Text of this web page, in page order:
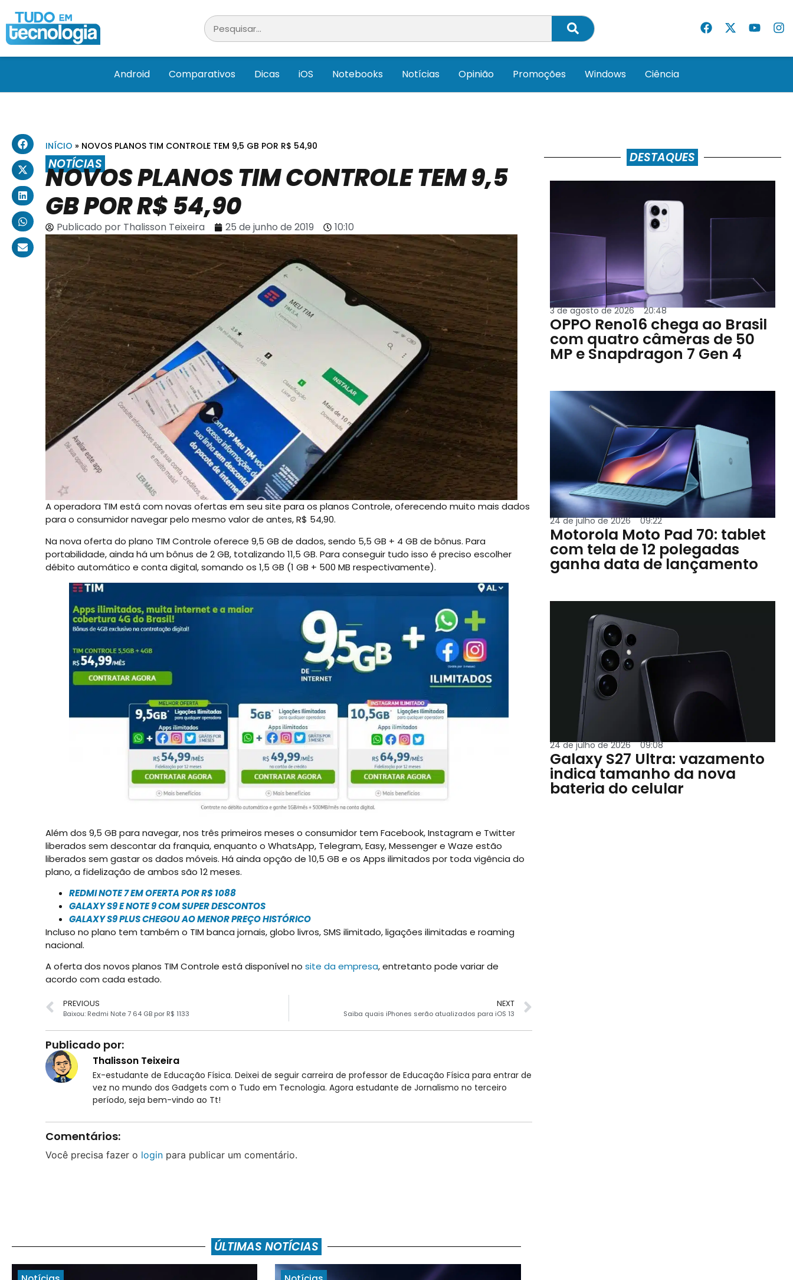
Android Comparativos Dicas iOS Notebooks Notícias Opinião Promoções Windows Ciência
INÍCIO » NOVOS PLANOS TIM CONTROLE TEM 9,5 GB POR R$ 54,90
NOTÍCIAS
NOVOS PLANOS TIM CONTROLE TEM 9,5
GB POR R$ 54,90
Publicado porThalisson Teixeira 25 de junho de 2019 10:10
A operadora TIM está com novas ofertas em seu site para os planos Controle, oferecendo muito mais dados
para o consumidor navegar pelo mesmo valor de antes, R$ 54,90.
Na nova oferta do plano TIM Controle oferece 9,5 GB de dados, sendo 5,5 GB + 4 GB de bônus. Para
portabilidade, ainda há um bônus de 2 GB, totalizando 11,5 GB. Para conseguir tudo isso é preciso escolher
débito automático e conta digital, somando os 1,5 GB (1 GB + 500 MB respectivamente).
Além dos 9,5 GB para navegar, nos três primeiros meses o consumidor tem Facebook, Instagram e Twitter
liberados sem descontar da franquia, enquanto o WhatsApp, Telegram, Easy, Messenger e Waze estão
liberados sem gastar os dados móveis. Há ainda opção de 10,5 GB e os Apps ilimitados por toda vigência do
plano, a fidelização de ambos são 12 meses.
REDMI NOTE 7 EM OFERTA POR R$ 1088
GALAXY S9 E NOTE 9 COM SUPER DESCONTOS
GALAXY S9 PLUS CHEGOU AO MENOR PREÇO HISTÓRICO
Incluso no plano tem também o TIM banca jornais, globo livros, SMS ilimitado, ligações ilimitadas e roaming
nacional.
A oferta dos novos planos TIM Controle está disponível no site da empresa, entretanto pode variar de
acordo com cada estado.
PREVIOUS
Baixou: Redmi Note 7 64 GB por R$ 1133
NEXT
Saiba quais iPhones serão atualizados para iOS 13
Publicado por:
Thalisson Teixeira
Ex-estudante de Educação Física. Deixei de seguir carreira de professor de Educação Física para entrar de
vez no mundo dos Gadgets com o Tudo em Tecnologia. Agora estudante de Jornalismo no terceiro
período, seja bem-vindo ao Tt!
Comentários:
Você precisa fazer o loginpara publicar um comentário.
DESTAQUES
3 de agosto de 2026 20:48
OPPO Reno16 chega ao Brasil
com quatro câmeras de 50
MP e Snapdragon 7 Gen 4
24 de julho de 2026 09:22
Motorola Moto Pad 70: tablet
com tela de 12 polegadas
ganha data de lançamento
24 de julho de 2026 09:08
Galaxy S27 Ultra: vazamento
indica tamanho da nova
bateria do celular
ÚLTIMAS NOTÍCIAS